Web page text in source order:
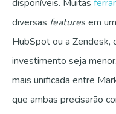
disponíveis. Muitas
diversas features em
HubSpot ou a Zendesk,
investimento seja
mais unificada entre
que ambas precisarão